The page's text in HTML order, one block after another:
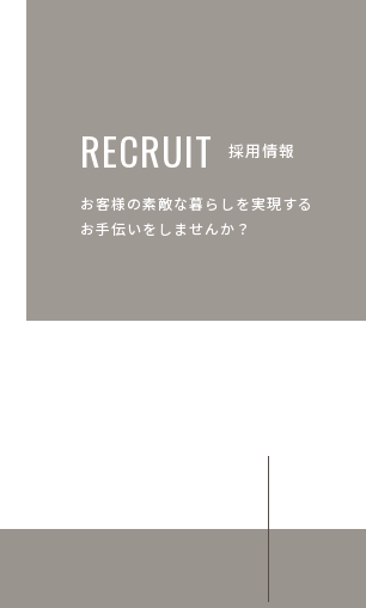
RECRUIT 採用情報
お客様の素敵な暮らしを実現する
お手伝いをしませんか？